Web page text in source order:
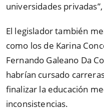
universidades
El legislador también
como los de Karina
Fernando Galeano Da
habrían cursado
finalizar la educación
inconsistencias.